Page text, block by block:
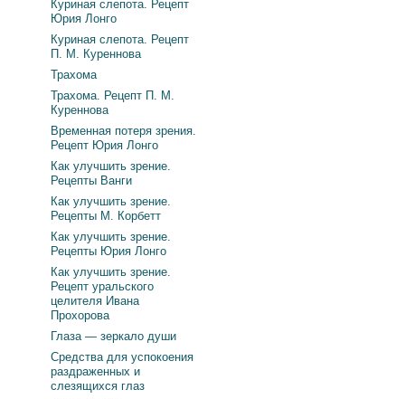
Куриная слепота. Рецепт
Юрия Лонго
Куриная слепота. Рецепт
П. М. Куреннова
Трахома
Трахома. Рецепт П. М.
Куреннова
Временная потеря зрения.
Рецепт Юрия Лонго
Как улучшить зрение.
Рецепты Ванги
Как улучшить зрение.
Рецепты М. Корбетт
Как улучшить зрение.
Рецепты Юрия Лонго
Как улучшить зрение.
Рецепт уральского
целителя Ивана
Прохорова
Глаза — зеркало души
Средства для успокоения
раздраженных и
слезящихся глаз